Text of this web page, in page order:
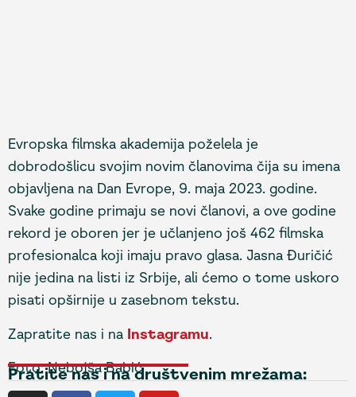
Evropska filmska akademija poželela je
dobrodošlicu svojim novim članovima čija su imena
objavljena na Dan Evrope, 9. maja 2023. godine.
Svake godine primaju se novi članovi, a ove godine
rekord je oboren jer je učlanjeno još 462 filmska
profesionalca koji imaju pravo glasa. Jasna Đuričić
nije jedina na listi iz Srbije, ali ćemo o tome uskoro
pisati opširnije u zasebnom tekstu.
Zapratite nas i na Instagramu.
Foto: Nebojša Babić
Pratite nas i na društvenim mrežama: